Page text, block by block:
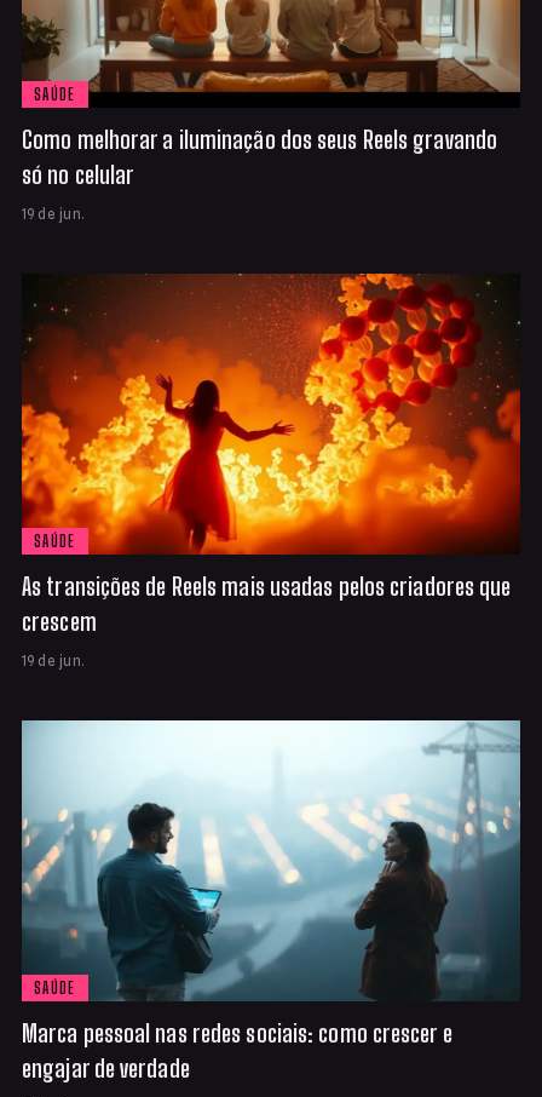
SAÚDE
Como melhorar a iluminação dos seus Reels gravando
só no celular
19 de jun.
SAÚDE
As transições de Reels mais usadas pelos criadores que
crescem
19 de jun.
SAÚDE
Marca pessoal nas redes sociais: como crescer e
engajar de verdade